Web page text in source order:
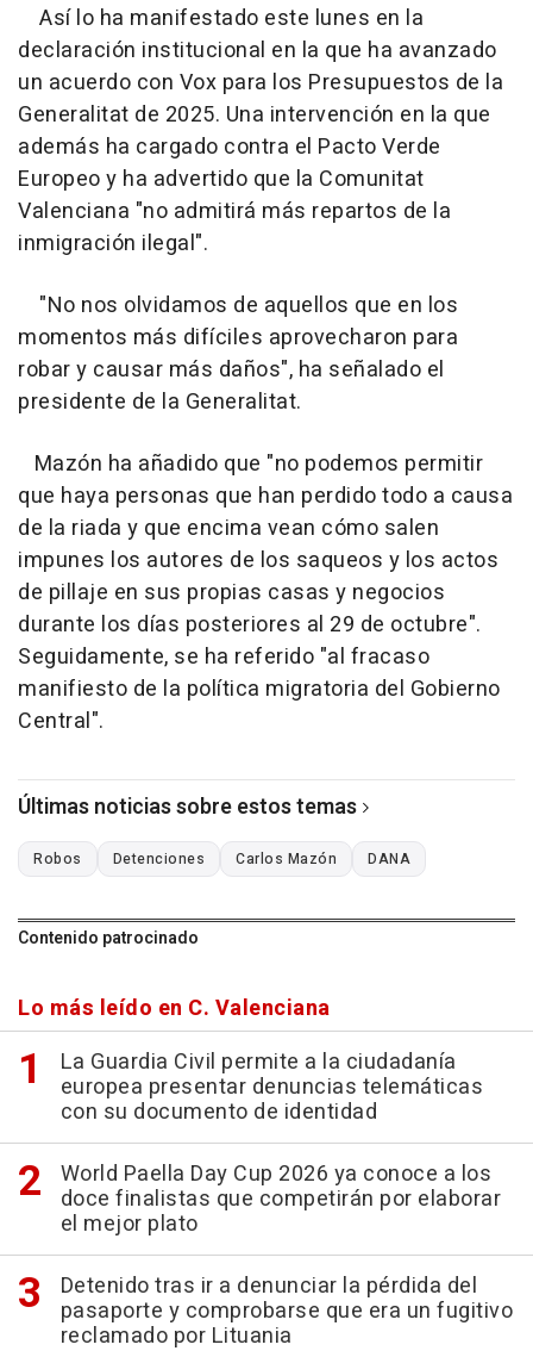
Así lo ha manifestado este lunes en la
declaración institucional en la que ha avanzado
un acuerdo con Vox para los Presupuestos de la
Generalitat de 2025. Una intervención en la que
además ha cargado contra el Pacto Verde
Europeo y ha advertido que la Comunitat
Valenciana "no admitirá más repartos de la
inmigración ilegal".
"No nos olvidamos de aquellos que en los
momentos más difíciles aprovecharon para
robar y causar más daños", ha señalado el
presidente de la Generalitat.
Mazón ha añadido que "no podemos permitir
que haya personas que han perdido todo a causa
de la riada y que encima vean cómo salen
impunes los autores de los saqueos y los actos
de pillaje en sus propias casas y negocios
durante los días posteriores al 29 de octubre".
Seguidamente, se ha referido "al fracaso
manifiesto de la política migratoria del Gobierno
Central".
Últimas noticias sobre estos temas
Robos Detenciones Carlos Mazón DANA
Contenido patrocinado
Lo más leído en C. Valenciana
La Guardia Civil permite a la ciudadanía
europea presentar denuncias telemáticas
con su documento de identidad
World Paella Day Cup 2026 ya conoce a los
doce finalistas que competirán por elaborar
el mejor plato
Detenido tras ir a denunciar la pérdida del
pasaporte y comprobarse que era un fugitivo
reclamado por Lituania